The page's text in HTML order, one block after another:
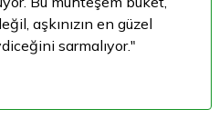
aşkınızın en güzel
sarmalıyor."